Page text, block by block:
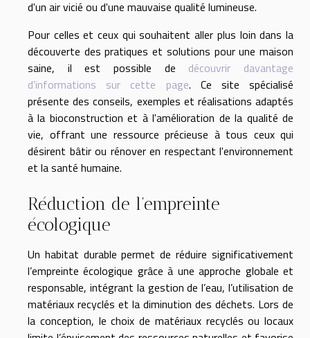
d'un air vicié ou d'une mauvaise qualité lumineuse.
Pour celles et ceux qui souhaitent aller plus loin dans la
découverte des pratiques et solutions pour une maison
saine, il est possible de découvrir davantage
d'informations sur cette page. Ce site spécialisé
présente des conseils, exemples et réalisations adaptés
à la bioconstruction et à l'amélioration de la qualité de
vie, offrant une ressource précieuse à tous ceux qui
désirent bâtir ou rénover en respectant l'environnement
et la santé humaine.
Réduction de l’empreinte
écologique
Un habitat durable permet de réduire significativement
l’empreinte écologique grâce à une approche globale et
responsable, intégrant la gestion de l’eau, l’utilisation de
matériaux recyclés et la diminution des déchets. Lors de
la conception, le choix de matériaux recyclés ou locaux